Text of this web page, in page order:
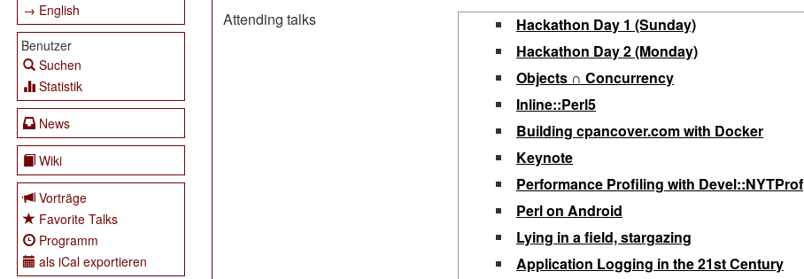
→ English
Benutzer
Suchen
Statistik
News
Wiki
Vorträge
Favorite Talks
Programm
als iCal exportieren
Attending talks
‎Hackathon Day 1 (Sunday)‎
‎Hackathon Day 2 (Monday)‎
‎Objects ∩ Concurrency‎
‎Inline::Perl5‎
‎Building cpancover.com with Docker‎
‎Keynote‎
‎Performance Profiling with Devel::NYTProf‎
‎Perl on Android‎
‎Lying in a field, stargazing‎
‎Application Logging in the 21st Century‎